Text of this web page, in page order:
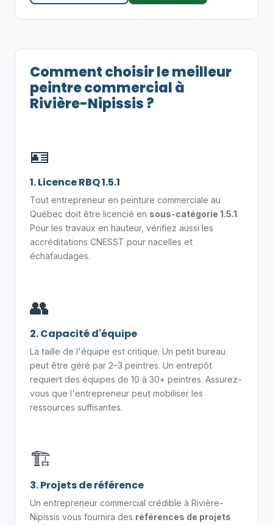
Comment choisir le meilleur
peintre commercial à
Rivière-Nipissis ?
🪪
1. Licence RBQ 1.5.1
Tout entrepreneur en peinture commerciale au
Québec doit être licencié en sous-catégorie 1.5.1.
Pour les travaux en hauteur, vérifiez aussi les
accréditations CNESST pour nacelles et
échafaudages.
👥
2. Capacité d'équipe
La taille de l'équipe est critique. Un petit bureau
peut être géré par 2–3 peintres. Un entrepôt
requiert des équipes de 10 à 30+ peintres. Assurez-
vous que l'entrepreneur peut mobiliser les
ressources suffisantes.
🏗️
3. Projets de référence
Un entrepreneur commercial crédible à Rivière-
Nipissis vous fournira des références de projets